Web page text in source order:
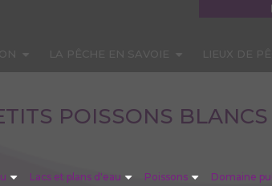
POISSONS BLANCS
Lacs et plans d'eau Poissons Domaine